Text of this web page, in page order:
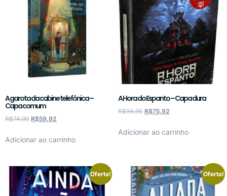
A garota da cabine telefônica –
Capa comum
R$74,90 R$59,92
Adicionar ao carrinho
A Hora do Espanto – Capa dura
R$94,90 R$75,92
Adicionar ao carrinho
Oferta! Oferta!